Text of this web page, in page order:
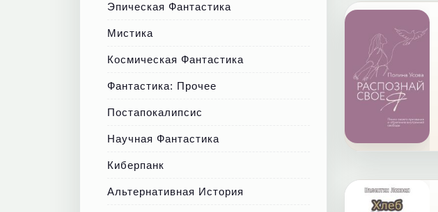
Эпическая Фантастика
Мистика
Космическая Фантастика
Фантастика: Прочее
Постапокалипсис
Научная Фантастика
Киберпанк
Альтернативная История